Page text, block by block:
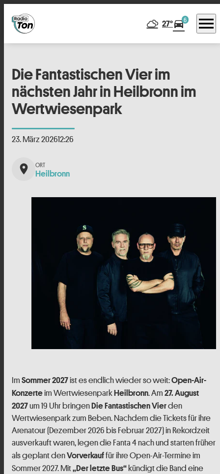
27°directions_car6 menu
Die Fantastischen Vier im
nächsten Jahr in Heilbronn im
Wertwiesenpark
23. März 202612:26
place Heilbronn
Im Sommer 2027ist es endlich wieder so weit:Open-Air-
Konzerteim WertwiesenparkHeilbronn. Am 27. August
2027um 19 Uhr bringenDie Fantastischen Vierden
Wertwiesenpark zum Beben. Nachdem die Tickets für ihre
Arenatour (Dezember 2026 bis Februar 2027) in Rekordzeit
ausverkauft waren, legen die Fanta 4 nach und starten früher
als geplant denVorverkauffür ihre Open-Air-Termine im
Sommer 2027. Mit„Der letzte Bus“kündigt die Band eine